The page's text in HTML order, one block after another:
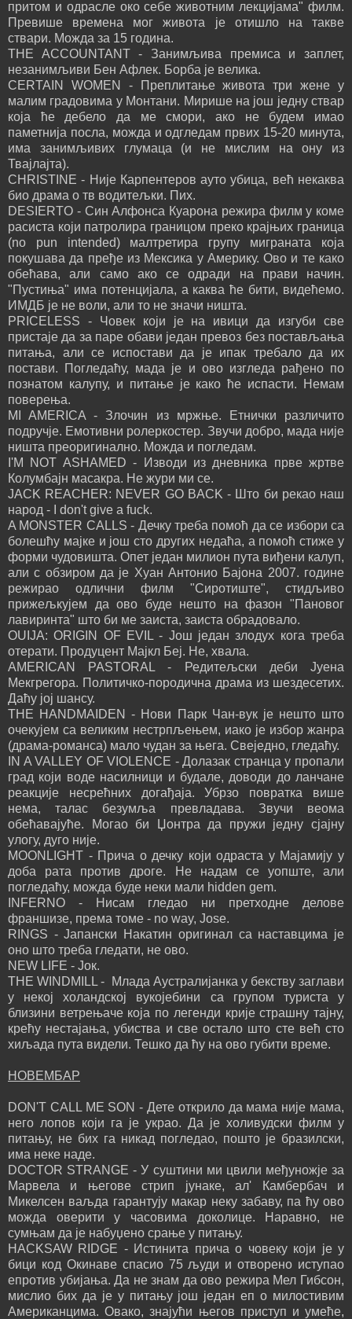
притом и одрасле око себе животним лекцијама" филм.
Превише времена мог живота је отишло на такве
ствари. Можда за 15 година.
THE ACCOUNTANT - Занимљива премиса и заплет,
незанимљиви Бен Афлек. Борба је велика.
CERTAIN WOMEN - Преплитање живота три жене у
малим градовима у Монтани. Мирише на још једну ствар
која ће дебело да ме смори, ако не будем имао
паметнија посла, можда и одгледам првих 15-20 минута,
има занимљивих глумаца (и не мислим на ону из
Твајлајта).
CHRISTINE - Није Карпентеров ауто убица, већ некаква
био драма о тв водитељки. Пих.
DESIERTO - Син Алфонса Куарона режира филм у коме
расиста који патролира границом преко крајњих граница
(no pun intended) малтретира групу миграната која
покушава да пређе из Мексика у Америку. Ово и те како
обећава, али само ако се одради на прави начин.
"Пустиња" има потенцијала, а каква ће бити, видећемо.
ИМДБ је не воли, али то не значи ништа.
PRICELESS - Човек који је на ивици да изгуби све
пристаје да за паре обави један превоз без постављања
питања, али се испостави да је ипак требало да их
постави. Погледаћу, мада је и ово изгледа рађено по
познатом калупу, и питање је како ће испасти. Немам
поверења.
MI AMERICA - Злочин из мржње. Етнички различито
подручје. Емотивни ролеркостер. Звучи добро, мада није
ништа преоригинално. Можда и погледам.
I'M NOT ASHAMED - Изводи из дневника прве жртве
Колумбајн масакра. Не жури ми се.
JACK REACHER: NEVER GO BACK - Што би рекао наш
народ - I don't give a fuck.
A MONSTER CALLS - Дечку треба помоћ да се избори са
болешћу мајке и још сто других недаћа, а помоћ стиже у
форми чудовишта. Опет један милион пута виђени калуп,
али с обзиром да је Хуан Антонио Бајона 2007. године
режирао одлични филм "Сиротиште", стидљиво
прижељкујем да ово буде нешто на фазон "Пановог
лавиринта" што би ме заиста, заиста обрадовало.
OUIJA: ORIGIN OF EVIL - Још један злодух кога треба
отерати. Продуцент Мајкл Беј. Не, хвала.
AMERICAN PASTORAL - Редитељски деби Јуена
Мекгрегора. Политичко-породична драма из шездесетих.
Даћу јој шансу.
THE HANDMAIDEN - Нови Парк Чан-вук је нешто што
очекујем са великим нестрпљењем, иако је избор жанра
(драма-романса) мало чудан за њега. Свеједно, гледаћу.
IN A VALLEY OF VIOLENCE - Долазак странца у пропали
град који воде насилници и будале, доводи до ланчане
реакције несрећних догађаја. Убрзо повратка више
нема, талас безумља превладава. Звучи веома
обећавајуће. Могао би Џонтра да пружи једну сјајну
улогу, дуго није.
MOONLIGHT - Прича о дечку који одраста у Мајамију у
доба рата против дроге. Не надам се уопште, али
погледаћу, можда буде неки мали hidden gem.
INFERNO - Нисам гледао ни претходне делове
франшизе, према томе - no way, Jose.
RINGS - Јапански Накатин оригинал са наставцима је
оно што треба гледати, не ово.
NEW LIFE - Јок.
THE WINDMILL - Млада Аустралијанка у бекству заглави
у некој холандској вукојебини са групом туриста у
близини ветрењаче која по легенди крије страшну тајну,
крећу нестајања, убиства и све остало што сте већ сто
хиљада пута видели. Тешко да ћу на ово губити време.
НОВЕМБАР
DON'T CALL ME SON - Дете открило да мама није мама,
него лопов који га је украо. Да је холивудски филм у
питању, не бих га никад погледао, пошто је бразилски,
има неке наде.
DOCTOR STRANGE - У суштини ми цвили међуножје за
Марвела и његове стрип јунаке, ал' Камбербач и
Микелсен ваљда гарантују макар неку забаву, па ћу ово
можда оверити у часовима доколице. Наравно, не
сумњам да је набуџено срање у питању.
HACKSAW RIDGE - Истинита прича о човеку који је у
бици код Окинаве спасио 75 људи и отворено иступао
епротив убијања. Да не знам да ово режира Мел Гибсон,
мислио бих да је у питању још један еп о милостивим
Американцима. Овако, знајући његов приступ и умеће,